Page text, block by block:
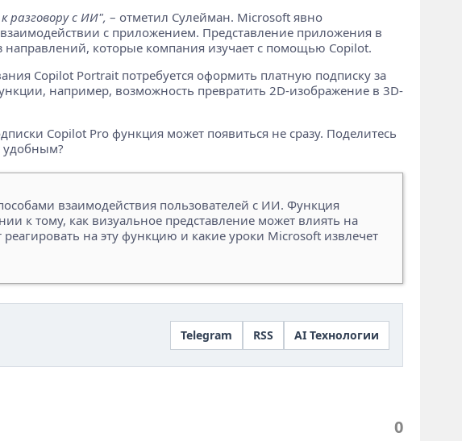
с ИИ", – отметил Сулейман. Microsoft явно
с приложением. Представление приложения в
направлений, которые компания изучает с помощью Copilot.
Copilot Portrait потребуется оформить платную подписку за
например, возможность превратить 2D-изображение в 3D-
Copilot Pro функция может появиться не сразу. Поделитесь
удобным?
взаимодействия пользователей с ИИ. Функция
к тому, как визуальное представление может влиять на
на эту функцию и какие уроки Microsoft извлечет
Telegram RSS AI Технологии
0